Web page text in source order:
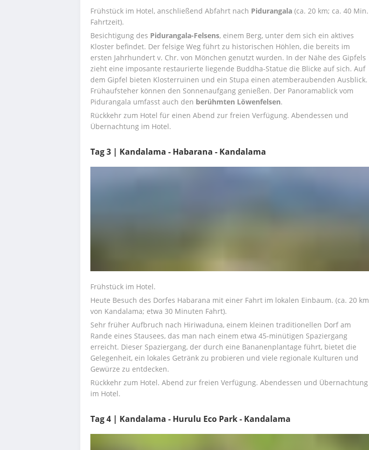
Frühstück im Hotel, anschließend Abfahrt nach Pidurangala (ca. 20 km; ca. 40 Min.
Fahrtzeit).
Besichtigung des Pidurangala-Felsens, einem Berg, unter dem sich ein aktives
Kloster befindet. Der felsige Weg führt zu historischen Höhlen, die bereits im
ersten Jahrhundert v. Chr. von Mönchen genutzt wurden. In der Nähe des Gipfels
zieht eine imposante restaurierte liegende Buddha-Statue die Blicke auf sich. Auf
dem Gipfel bieten Klosterruinen und ein Stupa einen atemberaubenden Ausblick.
Frühaufsteher können den Sonnenaufgang genießen. Der Panoramablick vom
Pidurangala umfasst auch den berühmten Löwenfelsen.
Rückkehr zum Hotel für einen Abend zur freien Verfügung. Abendessen und
Übernachtung im Hotel.
Tag 3 | Kandalama - Habarana - Kandalama
Frühstück im Hotel.
Heute Besuch des Dorfes Habarana mit einer Fahrt im lokalen Einbaum. (ca. 20 km
von Kandalama; etwa 30 Minuten Fahrt).
Sehr früher Aufbruch nach Hiriwaduna, einem kleinen traditionellen Dorf am
Rande eines Stausees, das man nach einem etwa 45-minütigen Spaziergang
erreicht. Dieser Spaziergang, der durch eine Bananenplantage führt, bietet die
Gelegenheit, ein lokales Getränk zu probieren und viele regionale Kulturen und
Gewürze zu entdecken.
Rückkehr zum Hotel. Abend zur freien Verfügung. Abendessen und Übernachtung
im Hotel.
Tag 4 | Kandalama - Hurulu Eco Park - Kandalama